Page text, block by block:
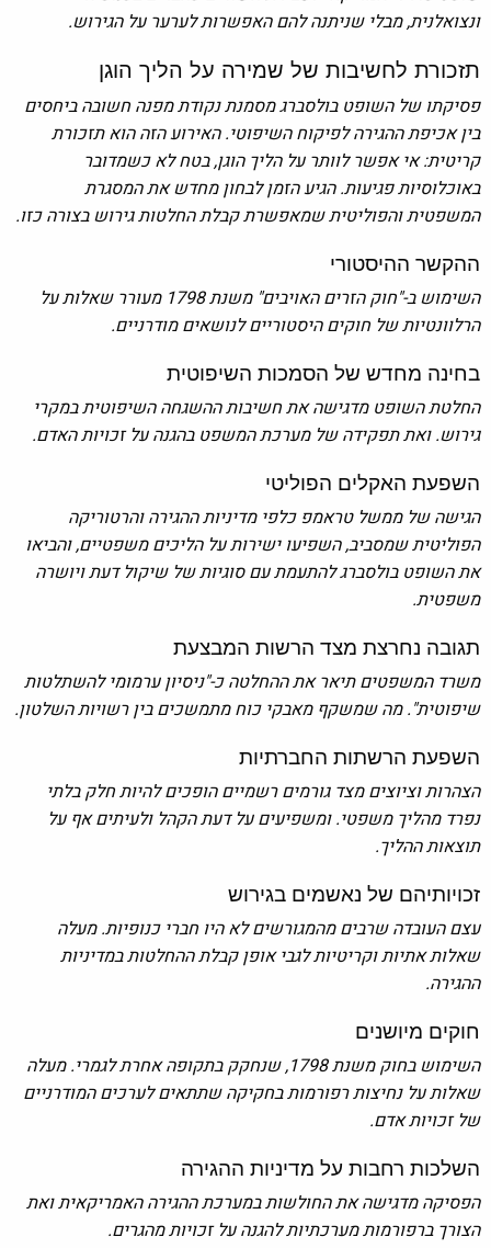
ונצואלנית, מבלי שניתנה להם האפשרות לערער על הגירוש.
תזכורת לחשיבות של שמירה על הליך הוגן
פסיקתו של השופט בולסברג מסמנת נקודת מפנה חשובה ביחסים
בין אכיפת ההגירה לפיקוח השיפוטי. האירוע הזה הוא תזכורת
קריטית: אי אפשר לוותר על הליך הוגן, בטח לא כשמדובר
באוכלוסיות פגיעות. הגיע הזמן לבחון מחדש את המסגרת
המשפטית והפוליטית שמאפשרת קבלת החלטות גירוש בצורה כזו.
ההקשר ההיסטורי
השימוש ב-"חוק הזרים האויבים" משנת 1798 מעורר שאלות על
הרלוונטיות של חוקים היסטוריים לנושאים מודרניים.
בחינה מחדש של הסמכות השיפוטית
החלטת השופט מדגישה את חשיבות ההשגחה השיפוטית במקרי
גירוש. ואת תפקידה של מערכת המשפט בהגנה על זכויות האדם.
השפעת האקלים הפוליטי
הגישה של ממשל טראמפ כלפי מדיניות ההגירה והרטוריקה
הפוליטית שמסביב, השפיעו ישירות על הליכים משפטיים, והביאו
את השופט בולסברג להתעמת עם סוגיות של שיקול דעת ויושרה
משפטית.
תגובה נחרצת מצד הרשות המבצעת
משרד המשפטים תיאר את ההחלטה כ-"ניסיון ערמומי להשתלטות
שיפוטית". מה שמשקף מאבקי כוח מתמשכים בין רשויות השלטון.
השפעת הרשתות החברתיות
הצהרות וציוצים מצד גורמים רשמיים הופכים להיות חלק בלתי
נפרד מהליך משפטי. ומשפיעים על דעת הקהל ולעיתים אף על
תוצאות ההליך.
זכויותיהם של נאשמים בגירוש
עצם העובדה שרבים מהמגורשים לא היו חברי כנופיות. מעלה
שאלות אתיות וקריטיות לגבי אופן קבלת ההחלטות במדיניות
ההגירה.
חוקים מיושנים
השימוש בחוק משנת 1798, שנחקק בתקופה אחרת לגמרי. מעלה
שאלות על נחיצות רפורמות בחקיקה שתתאים לערכים המודרניים
של זכויות אדם.
השלכות רחבות על מדיניות ההגירה
הפסיקה מדגישה את החולשות במערכת ההגירה האמריקאית ואת
הצורך ברפורמות מערכתיות להגנה על זכויות מהגרים.